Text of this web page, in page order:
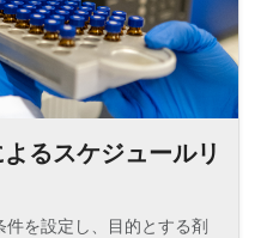
るスケジュールリ
を設定し、目的とする剤